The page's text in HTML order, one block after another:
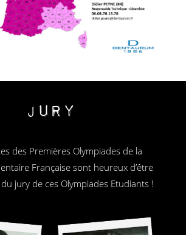
Jury
des Premières Olympiades de la
Française sont heureux d’être
jury de ces Olympiades Etudiants !